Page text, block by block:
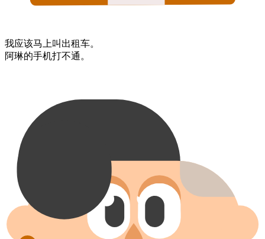
我​应该​马上​叫​出租车。
阿琳的​手机​打不通。